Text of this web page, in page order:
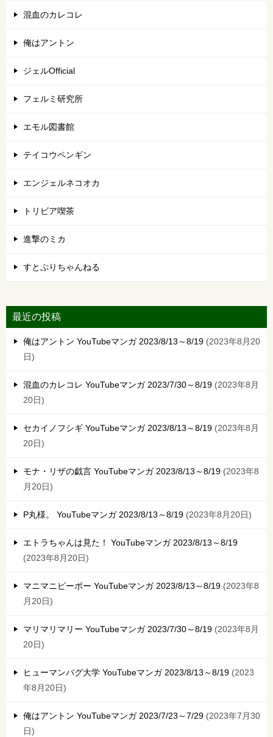
混血のカレコレ
俺はアントン
ジェルOfficial
フェルミ研究所
エモル図書館
テイコウペンギン
エンジェルネコオカ
トリビア喫茶
進撃のミカ
すとぷりちゃんねる
最近の投稿
俺はアントン YouTubeマンガ 2023/8/13～8/19 2023年8月20
日
混血のカレコレ YouTubeマンガ 2023/7/30～8/19 2023年8月
20日
セカイノフシギ YouTubeマンガ 2023/8/13～8/19 2023年8月
20日
モナ・リザの戯言 YouTubeマンガ 2023/8/13～8/19 2023年8
月20日
P丸様。 YouTubeマンガ 2023/8/13～8/19 2023年8月20日
エトラちゃんは見た！ YouTubeマンガ 2023/8/13～8/19
2023年8月20日
マニマニピーポー YouTubeマンガ 2023/8/13～8/19 2023年8
月20日
マリマリマリー YouTubeマンガ 2023/7/30～8/19 2023年8月
20日
ヒューマンバグ大学 YouTubeマンガ 2023/8/13～8/19 2023
年8月20日
俺はアントン YouTubeマンガ 2023/7/23～7/29 2023年7月30
日